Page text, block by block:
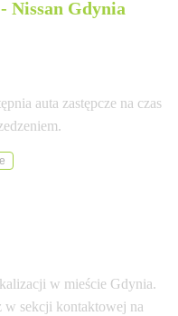
Nissan Gdynia
auta zastępcze na czas
w mieście Gdynia.
w sekcji kontaktowej na